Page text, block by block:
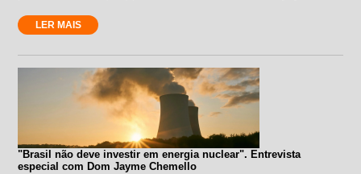
LER MAIS
"Brasil não deve investir em energia nuclear". Entrevista
especial com Dom Jayme Chemello